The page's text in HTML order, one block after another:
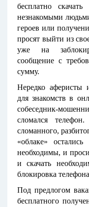
бесплатно
незнакомыми
героев или
просят выйти из
уже на
сообщение с
сумму.
Нередко аферисты
для знакомств в
собеседник-
сломался
сломанного,
«облаке»
необходимы, и
и скачать
блокировка
Под предлогом
бесплатного